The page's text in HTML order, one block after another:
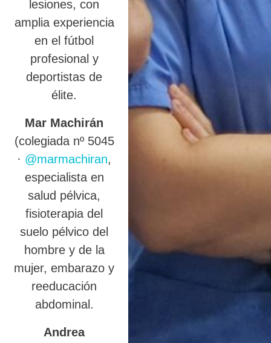
lesiones, con
amplia experiencia
en el fútbol
profesional y
deportistas de
élite.
Mar Machirán
(colegiada nº 5045
· @marmachiran,
especialista en
salud pélvica,
fisioterapia del
suelo pélvico del
hombre y de la
mujer, embarazo y
reeducación
abdominal.
Andrea